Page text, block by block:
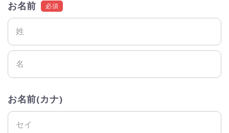
お名前 必須
お名前(カナ)